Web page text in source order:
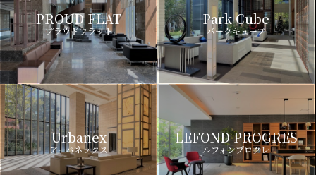
PROUD FLAT
プラウドフラット
Park Cube
パークキューブ
Urbanex
アーバネックス
LEFOND PROGRES
ルフォンプログレ